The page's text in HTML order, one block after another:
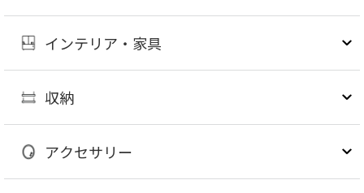
インテリア・家具
収納
アクセサリー